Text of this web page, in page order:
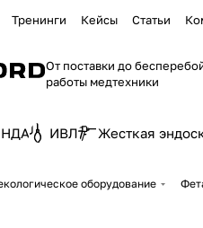
Тренинги Кейсы Статьи
От поставки до
работы медтехники
НДА ИВЛ Жесткая
оборудование